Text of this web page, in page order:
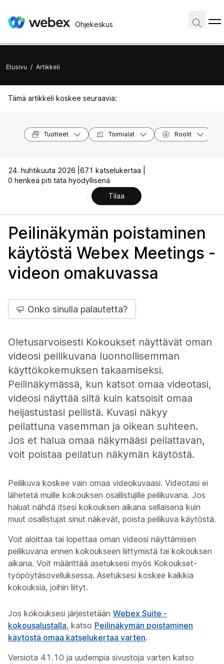
Ohjekeskus
Etusivu / Artikkeli
Tämä artikkeli koskee seuraavia:
Tuotteet Toimialat Roolit
24. huhtikuuta 2026 | 671 katselukertaa |
0 henkeä piti tätä hyödyllisenä
Tilaa
Peilinäkymän poistaminen
käytöstä Webex Meetings -
videon omakuvassa
Onko sinulla palautetta?
Oletusarvoisesti Kokoukset näyttävät oman
videosi peilikuvana luonnollisemman
käyttökokemuksen takaamiseksi.
Peilinäkymässä, kun katsot omaa videotasi,
videosi näyttää siltä kuin katsoisit omaa
heijastustasi peilistä. Kuvasi näkyy
peilattuna vasemman ja oikean suhteen.
Jos et halua omaa näkymääsi peilattavan,
voit poistaa peilatun näkymän käytöstä.
Peilikuva koskee vain omaa videokuvaasi. Videotasi ei
lähetetä muille kokouksen osallistujille peilikuvana. Jos
haluat nähdä itsesi kokouksen aikana sellaisena kuin
muut osallistujat sinut näkevät, poista peilikuva käytöstä.
Voit aloittaa tai lopettaa oman videosi näyttämisen
peilikuvana ennen kokoukseen liittymistä tai kokouksen
aikana. Voit määrittää asetuksesi myös Kokoukset-
työpöytäsovelluksessa. Asetuksesi koskee kaikkia
kokouksia, joihin liityt.
Jos kokouksesi järjestetään Webex Suite -
kokousalustalla, katso Peilinäkymän poistaminen
käytöstä omaa katselukertaa varten.
Versiota 41.10 ja uudempia sivustoja varten katso